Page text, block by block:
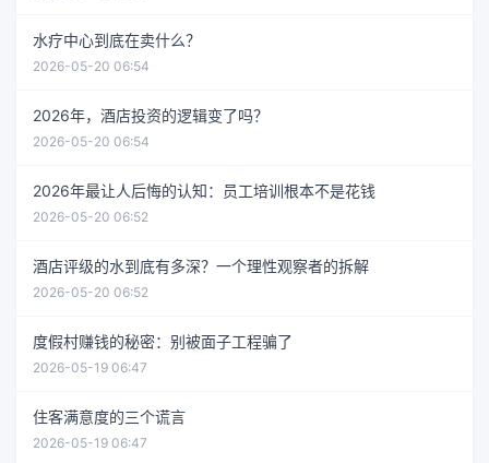
水疗中心到底在卖什么？
2026-05-20 06:54
2026年，酒店投资的逻辑变了吗？
2026-05-20 06:54
2026年最让人后悔的认知：员工培训根本不是花钱
2026-05-20 06:52
酒店评级的水到底有多深？一个理性观察者的拆解
2026-05-20 06:52
度假村赚钱的秘密：别被面子工程骗了
2026-05-19 06:47
住客满意度的三个谎言
2026-05-19 06:47